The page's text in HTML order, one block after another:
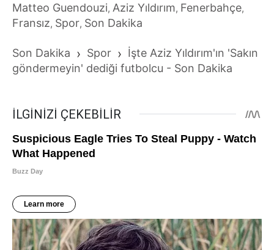
Matteo Guendouzi, Aziz Yıldırım, Fenerbahçe,
Fransız, Spor, Son Dakika
Son Dakika › Spor › İşte Aziz Yıldırım'ın 'Sakın
göndermeyin' dediği futbolcu - Son Dakika